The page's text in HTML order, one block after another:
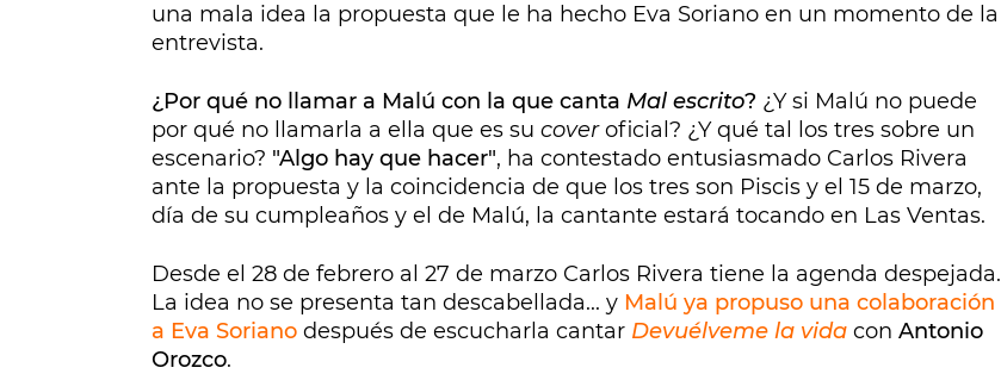
una mala idea la propuesta que le ha hecho Eva Soriano en un momento de la
entrevista.
¿Por qué no llamar a Malú con la que canta Mal escrito? ¿Y si Malú no puede
por qué no llamarla a ella que es su coveroficial? ¿Y qué tal los tres sobre un
escenario? "Algo hay que hacer", ha contestado entusiasmado Carlos Rivera
ante la propuesta y la coincidencia de que los tres son Piscis y el 15 de marzo,
día de su cumpleaños y el de Malú, la cantante estará tocando en Las Ventas.
Desde el 28 de febrero al 27 de marzo Carlos Rivera tiene la agenda despejada.
La idea no se presenta tan descabellada... y Malú ya propuso una colaboración
a Eva Soriano después de escucharla cantar Devuélveme la vida con Antonio
Orozco.